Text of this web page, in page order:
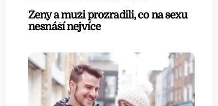
Ženy a muži prozradili, co na sexu
nesnáší nejvíce